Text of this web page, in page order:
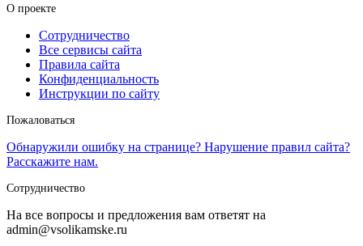
О проекте
Сотрудничество
Все сервисы сайта
Правила сайта
Конфиденциальность
Инструкции по сайту
Пожаловаться
Обнаружили ошибку на странице? Нарушение правил сайта?
Расскажите нам.
Сотрудничество
На все вопросы и предложения вам ответят на
admin@vsolikamske.ru